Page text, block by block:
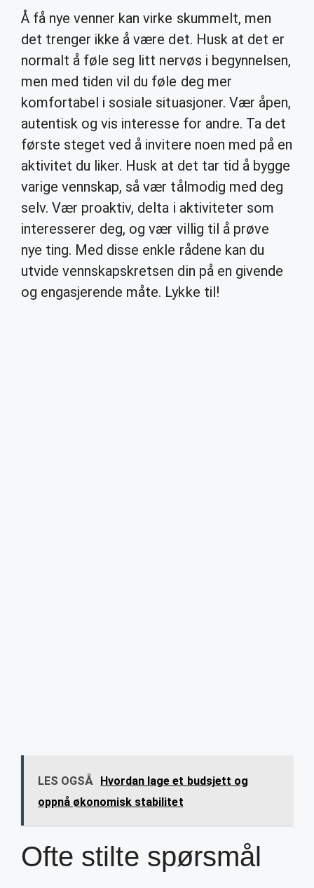
Å få nye venner kan virke skummelt, men
det trenger ikke å være det. Husk at det er
normalt å føle seg litt nervøs i begynnelsen,
men med tiden vil du føle deg mer
komfortabel i sosiale situasjoner. Vær åpen,
autentisk og vis interesse for andre. Ta det
første steget ved å invitere noen med på en
aktivitet du liker. Husk at det tar tid å bygge
varige vennskap, så vær tålmodig med deg
selv. Vær proaktiv, delta i aktiviteter som
interesserer deg, og vær villig til å prøve
nye ting. Med disse enkle rådene kan du
utvide vennskapskretsen din på en givende
og engasjerende måte. Lykke til!
LES OGSÅ Hvordan lage et budsjett og
oppnå økonomisk stabilitet
Ofte stilte spørsmål